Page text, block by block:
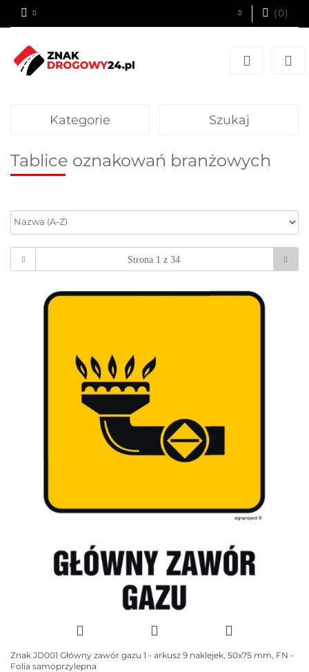
(0)
Kategorie Szukaj
Tablice oznakowań branżowych
Znak JD001 Główny zawór gazu 1 - arkusz 9 naklejek, 50x75 mm, FN -
Folia samoprzylepna